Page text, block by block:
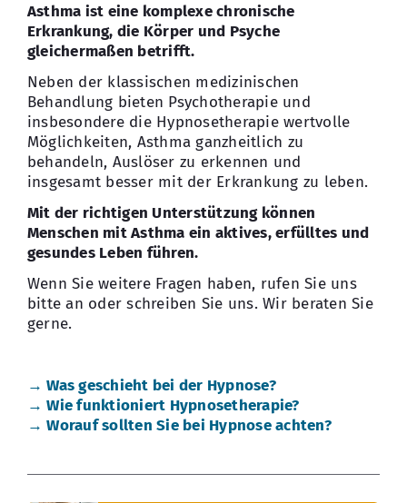
Asthma ist eine komplexe chronische
Erkrankung, die Körper und Psyche
gleichermaßen betrifft.
Neben der klassischen medizinischen
Behandlung bieten Psychotherapie und
insbesondere die Hypnosetherapie wertvolle
Möglichkeiten, Asthma ganzheitlich zu
behandeln, Auslöser zu erkennen und
insgesamt besser mit der Erkrankung zu leben.
Mit der richtigen Unterstützung können
Menschen mit Asthma ein aktives, erfülltes und
gesundes Leben führen.
Wenn Sie weitere Fragen haben, rufen Sie uns
bitte an oder schreiben Sie uns. Wir beraten Sie
gerne.
→ Was geschieht bei der Hypnose?
→ Wie funktioniert Hypnosetherapie?
→ Worauf sollten Sie bei Hypnose achten?